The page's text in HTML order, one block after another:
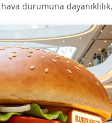
durumuna